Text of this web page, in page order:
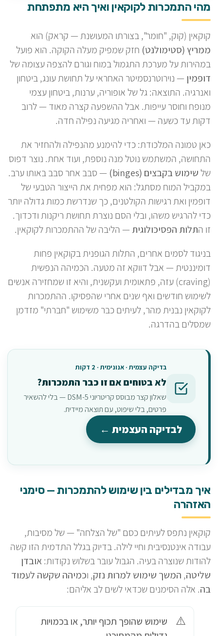
מהי התמכרות לקוקאין ואיך היא מתפתחת
קוקאין (קוק, "חומר", בצורתו המעושנת — קראק) הוא
ממריץ (סטימולנט) חזק שמפיק מעלה הקוקה. הוא פועל
במהירות על מערכת התגמול במוח וגורם להצפה עצומה של
דופמין— נוירוטרנסמיטר האחראי על תחושת עונג, ביטחון
ואנרגיה. התוצאה: גל של אופוריה, ערנות, ביטחון עצמי
מנופח וחוסר עייפות. אבל ההשפעה קצרה מאוד — לרוב
דקות עד כשעה — ואחריה מגיעה נפילה חדה.
כאן טמונה המלכודת: כדי להימנע מהנפילה ולהחזיר את
התחושה, המשתמש נוטל מנה נוספת, ועוד אחת. נוצר דפוס
של שימוש בקבצים (binges)
— סבב אחר סבב באותו ערב.
במקביל המוח מסתגל: הוא מפחית את הייצור הטבעי של
דופמין ואת רגישות הקולטנים, כך שנדרשת כמות גדולה יותר
כדי להרגיש משהו, ובלי הסם נוצרת תחושת ריקנות ודכדוך.
זו התלות הפסיכולוגית— הליבה של ההתמכרות לקוקאין.
בניגוד לסמים אחרים, התלות הגופנית בקוקאין פחות
דומיננטית — אבל דווקא זה מטעה. הכמיהה הנפשית
(craving) עזה, פתאומית ועקשנית, והיא זו שמחזירה אנשים
לשימוש חודשים ואף שנים אחרי שהפסיקו. ההתמכרות
לקוקאין נבנית מהר, לעיתים כבר משימוש "חברתי" מזדמן
שמסלים בהדרגה.
בדיקה עצמית · אנונימית · 2 דקות
לא בטוחים אם זו כבר התמכרות?
שאלון קצר מבוסס קריטריוני DSM-5 — בלי להשאיר
פרטים, בלי שיפוט, עם תוצאה מיידית.
לבדיקה העצמית ←
איך מבדילים בין שימוש להתמכרות — סימני
האזהרה
קוקאין נתפס לעיתים כסם "של הצלחה" — של מסיבות,
עבודה אינטנסיבית וחיי לילה. בדיוק בגלל התדמית הזו קשה
להודות שנוצרה בעיה. הגבול עובר בשלוש נקודות:אובדן
שליטה, המשך שימוש למרות נזק, וכמיהה שקשה לעמוד
בה. אלה הסימנים שכדאי לשים לב אליהם:
שימוש שהופך תכוף יותר, או בכמויות